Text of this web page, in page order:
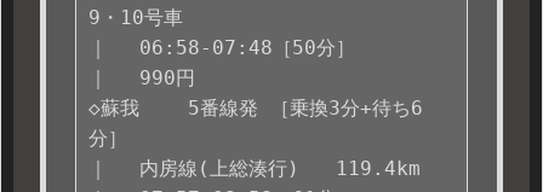
9・10号車
｜ 　06:58-07:48［50分］
｜ 　990円
◇蘇我    5番線発 ［乗換3分+待ち6
分］
｜ 　内房線(上総湊行)   119.4km